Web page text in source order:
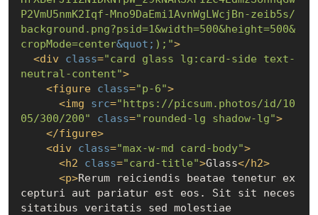
P2VmU5nmK2Iqf-Mno9DaEmi1AvnWgLWcjBn-zeib5s/
background.png?psid=1&width=500&height=500&
cropMode=center&quot; );">
<div class="card glass lg:card-side text-
neutral-content">
<figure class="p-6">
<img src="https://picsum.photos/id/10
05/300/200"
class="rounded-lg shadow-lg">
</figure>
<div class="max-w-md card-body">
<h2 class="card-title">Glass</h2>
<p>Rerum reiciendis beatae tenetur ex
cepturi aut pariatur est eos. Sit sit neces
sitatibus veritatis sed molestiae